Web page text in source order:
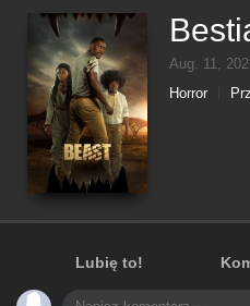
Aug. 11,
Horror
Lubię to!